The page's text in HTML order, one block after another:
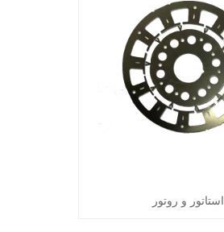
استاتور و روتور